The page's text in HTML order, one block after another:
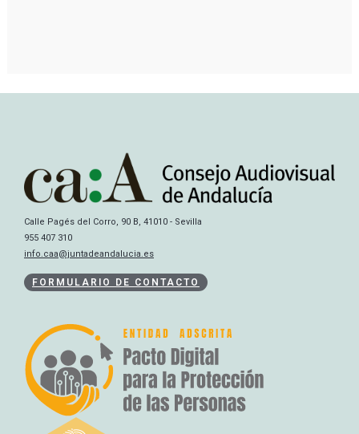
Calle Pagés del Corro, 90 B, 41010 - Sevilla
955 407 310
info.caa@juntadeandalucia.es
FORMULARIO DE CONTACTO